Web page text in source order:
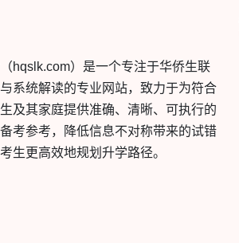
hqslk.com）是一个专注于华侨生联
系统解读的专业网站，致力于为符合
及其家庭提供准确、清晰、可执行的
考参考，降低信息不对称带来的试错
生更高效地规划升学路径。